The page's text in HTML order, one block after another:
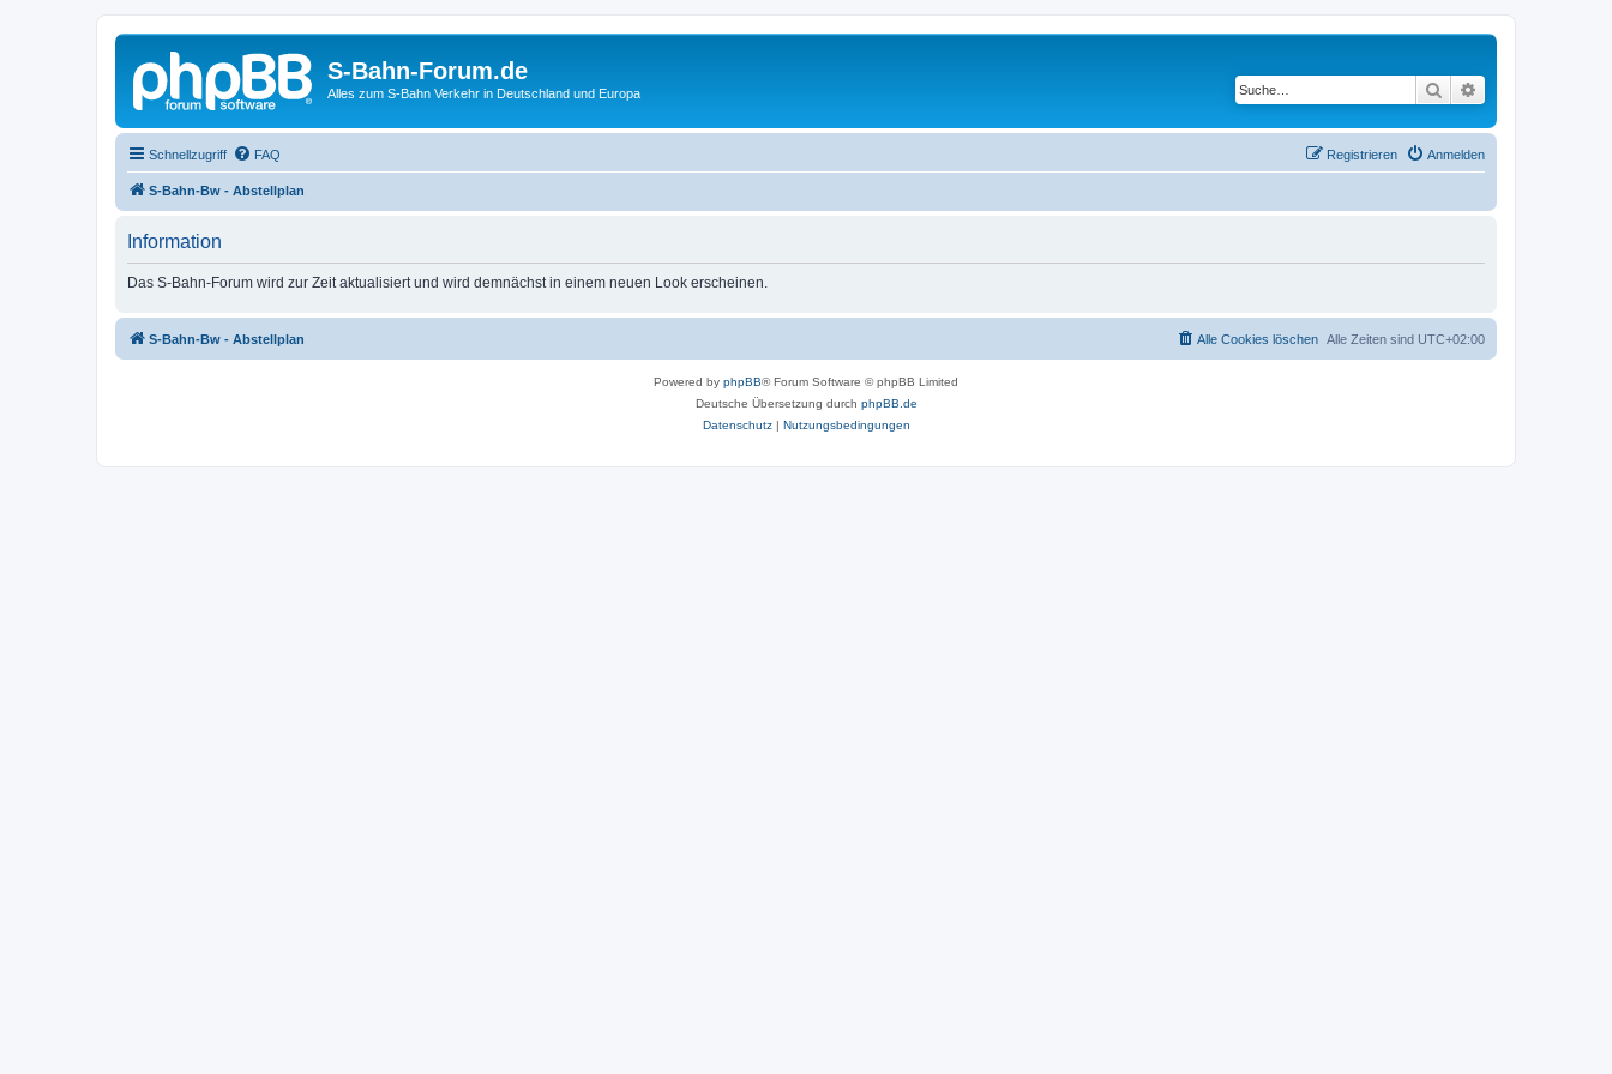
S-Bahn-Forum.de
Alles zum S-Bahn Verkehr in Deutschland und Europa Suche
Schnellzugriff FAQ Anmelden
Registrieren
S-Bahn-Bw - Abstellplan
Information
Das S-Bahn-Forum wird zur Zeit aktualisiert und wird demnächst in einem neuen Look erscheinen.
S-Bahn-Bw - Abstellplan Alle Zeiten sind UTC+02:00
Alle Cookies löschen
Powered by phpBB® Forum Software © phpBB Limited
Deutsche Übersetzung durch phpBB.de
Datenschutz| Nutzungsbedingungen